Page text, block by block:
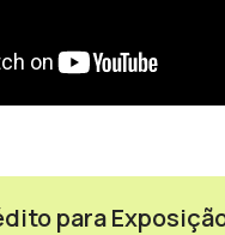
para